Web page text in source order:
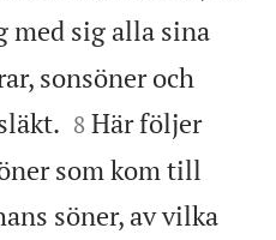
med sig alla sina
sonsöner och


8 Här följer
som kom till
söner, av vilka